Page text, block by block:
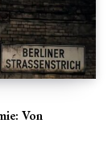
Von